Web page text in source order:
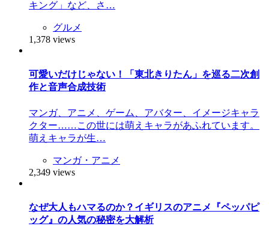
キング」など、さ…
グルメ
1,378 views
可愛いだけじゃない！「東北きりたん」を巡る二次創
作と音声合成技術
マンガ、アニメ、ゲーム、アバター、イメージキャラ
クター……この世には萌えキャラがあふれています。
萌えキャラが生…
マンガ・アニメ
2,349 views
なぜ大人もハマるのか？イギリスのアニメ『ペッパピ
ッグ』の人気の秘密を大解析